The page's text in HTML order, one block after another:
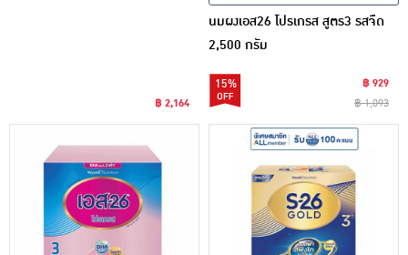
฿ 2,164
นมผงเอส26 โปรเกรส สูตร3 รสจืด
2,500 กรัม
15%
฿ 929
฿ 1,093